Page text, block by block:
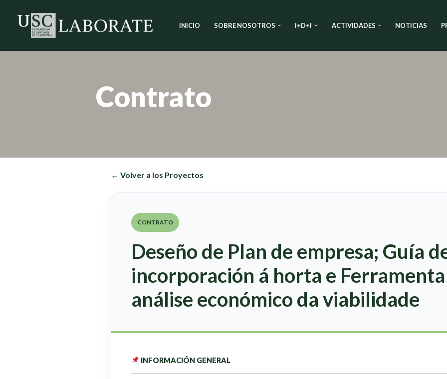
Saltar
INICIO SOBRE NOSOTROS I+D+I ACTIVIDADES NOTICIAS
Contrato
← Volver a los Proyectos
CONTRATO
Deseño de Plan de empresa; Guía
incorporación á horta e
análise económico da viabilidade
INFORMACIÓN GENERAL